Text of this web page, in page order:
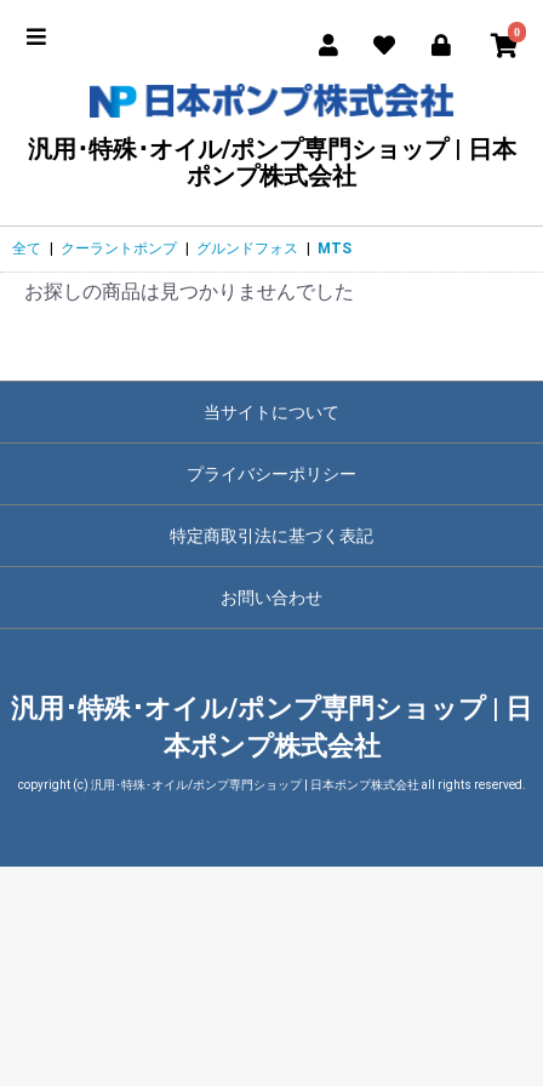
0
汎用･特殊･オイル/ポンプ専門ショップ | 日本
ポンプ株式会社
全て | クーラントポンプ | グルンドフォス | MTS
お探しの商品は見つかりませんでした
当サイトについて
プライバシーポリシー
特定商取引法に基づく表記
お問い合わせ
汎用･特殊･オイル/ポンプ専門ショップ | 日
本ポンプ株式会社
copyright (c) 汎用･特殊･オイル/ポンプ専門ショップ | 日本ポンプ株式会社 all rights reserved.